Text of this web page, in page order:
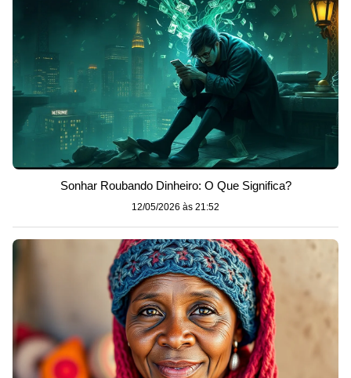
Sonhar Roubando Dinheiro: O Que Significa?
12/05/2026 às 21:52